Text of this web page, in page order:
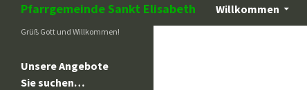
Pfarrgemeinde Sankt Elisabeth Willkommen
Grüß Gott und Willkommen!
Unsere Angebote
Sie suchen…